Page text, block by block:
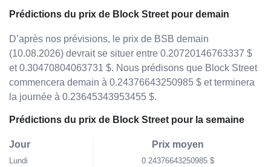
Prédictions du prix de Block Street pour demain
D’après nos prévisions, le prix de BSB demain
(10.08.2026) devrait se situer entre 0.20720146763337 $
et 0.30470804063731 $. Nous prédisons que Block Street
commencera demain à 0.24376643250985 $ et terminera
la journée à 0.23645343953455 $.
Prédictions du prix de Block Street pour la semaine
Jour
Lundi
Prix moyen
0.24376643250985 $